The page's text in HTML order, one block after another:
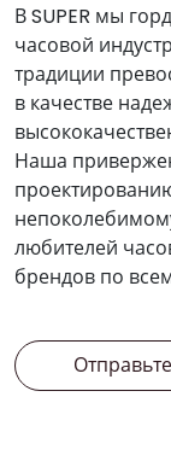
В SUPER мы
часовой
традиции
в качестве
Наша
любителей
брендов по